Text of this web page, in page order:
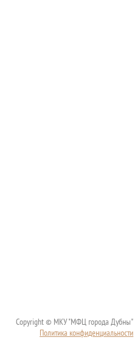
Copyright © МКУ "МФЦ города Дубны"
Политика конфиденциальности